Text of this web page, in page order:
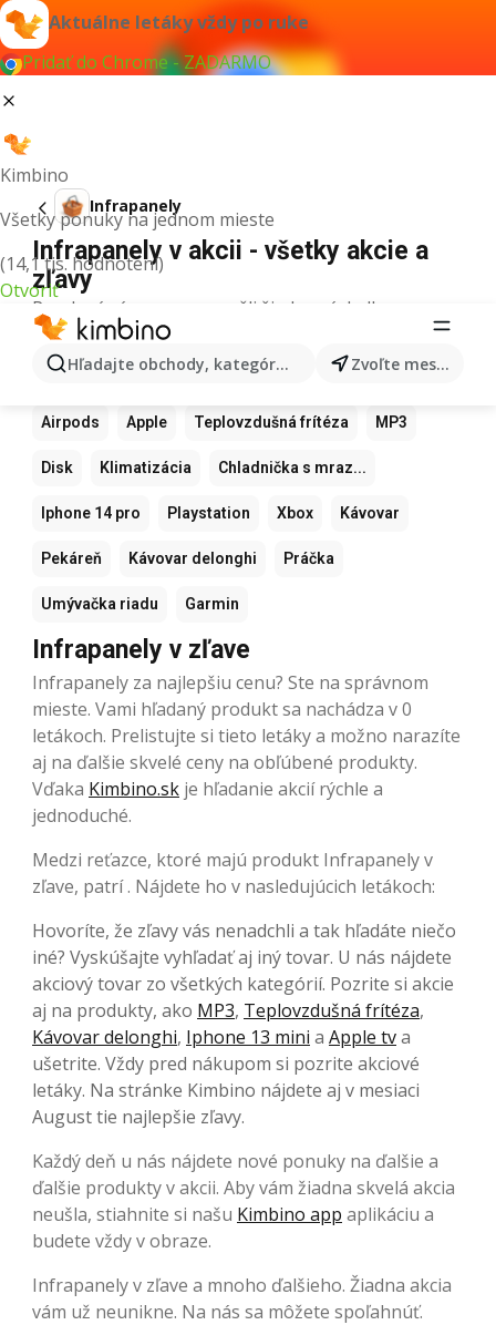
Aktuálne letáky vždy po ruke
Pridať do Chrome - ZADARMO
Kimbino
Všetky ponuky na jednom mieste
(14,1 tis. hodnotení)
Otvoriť
Hľadajte obchody, kategórie, produkty... Zvoľte mesto
Infrapanely
Infrapanely v akcii - všetky akcie a
zľavy
Pre daný výraz sme nenašli žiadne výsledky.
Ďalšie obľúbené produkty
Samsung Xiaomi Apple Watch
Airpods Apple Teplovzdušná frítéza MP3
Disk Klimatizácia Chladnička s mraz...
Iphone 14 pro Playstation Xbox Kávovar
Pekáreň Kávovar delonghi Práčka
Umývačka riadu Garmin
Infrapanely v zľave
Infrapanely za najlepšiu cenu? Ste na správnom
mieste. Vami hľadaný produkt sa nachádza v 0
letákoch. Prelistujte si tieto letáky a možno narazíte
aj na ďalšie skvelé ceny na obľúbené produkty.
Vďaka Kimbino.sk je hľadanie akcií rýchle a
jednoduché.
Medzi reťazce, ktoré majú produkt Infrapanely v
zľave, patrí . Nájdete ho v nasledujúcich letákoch:
Hovoríte, že zľavy vás nenadchli a tak hľadáte niečo
iné? Vyskúšajte vyhľadať aj iný tovar. U nás nájdete
akciový tovar zo všetkých kategórií. Pozrite si akcie
aj na produkty, ako MP3, Teplovzdušná frítéza,
Kávovar delonghi, Iphone 13 mini a Apple tva
ušetrite. Vždy pred nákupom si pozrite akciové
letáky. Na stránke Kimbino nájdete aj v mesiaci
August tie najlepšie zľavy.
Každý deň u nás nájdete nové ponuky na ďalšie a
ďalšie produkty v akcii. Aby vám žiadna skvelá akcia
neušla, stiahnite si našu Kimbino app aplikáciu a
budete vždy v obraze.
Infrapanely v zľave a mnoho ďalšieho. Žiadna akcia
vám už neunikne. Na nás sa môžete spoľahnúť.